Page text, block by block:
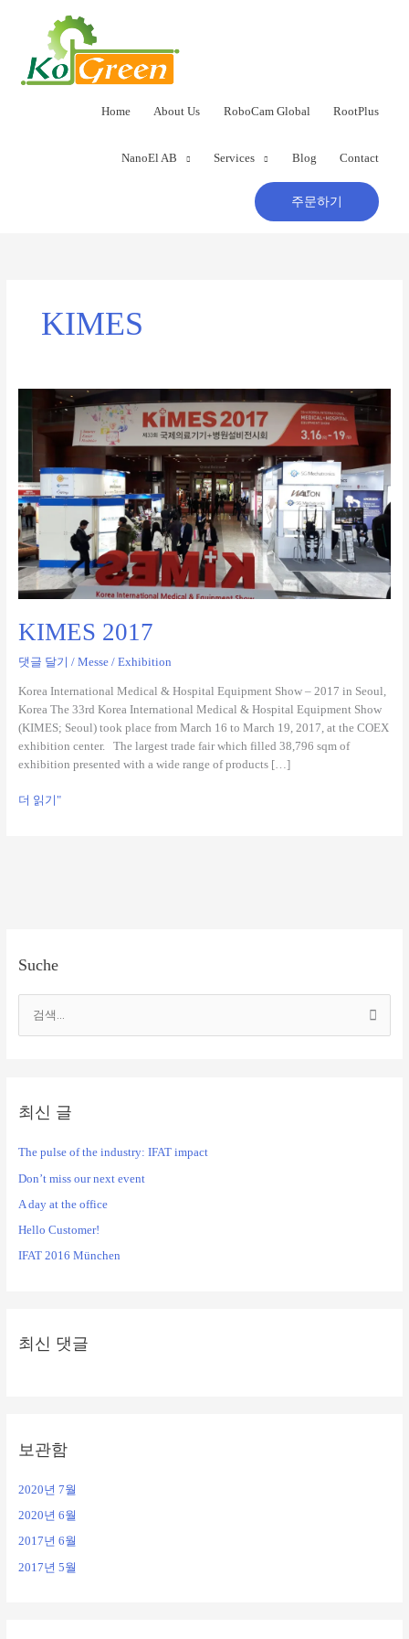
Home About Us RoboCam Global RootPlus
NanoEl AB Services Blog Contact
주문하기
KIMES
KIMES 2017
댓글 달기 / Messe / Exhibition
Korea International Medical & Hospital Equipment Show – 2017 in Seoul,
Korea The 33rd Korea International Medical & Hospital Equipment Show
(KIMES; Seoul) took place from March 16 to March 19, 2017, at the COEX
exhibition center. The largest trade fair which filled 38,796 sqm of
exhibition presented with a wide range of products […]
더 읽기"
Suche
최신 글
The pulse of the industry: IFAT impact
Don’t miss our next event
A day at the office
Hello Customer!
IFAT 2016 München
최신 댓글
보관함
2020년 7월
2020년 6월
2017년 6월
2017년 5월